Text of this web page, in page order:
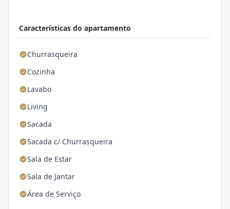
Características do apartamento
Churrasqueira
Cozinha
Lavabo
Living
Sacada
Sacada c/ Churrasqueira
Sala de Estar
Sala de Jantar
Área de Serviço